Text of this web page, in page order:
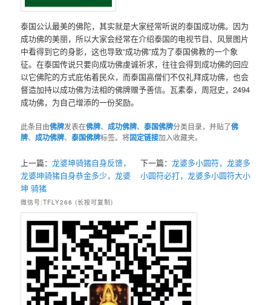
泰国公认最美的佛陀，其实就是大家经常听说的泰国成功佛。因为
成功佛的美丽，所以大家会经常在介绍泰国的电视节目、风景图片
中看得到它的身影，这也导致“成功佛”成为了泰国佛教的一个象
征。在泰国传说只要向成功佛虔诚祈求，往往会得到成功佛的回应
以它佛陀的方式庇佑着民众，而泰国高僧们不仅礼拜成功佛，也会
督造加持以成功佛为法相的佛牌赠予善信。瓦素泰，周冠史，2494
成功佛，为自己增添的一份奖励。
此条目由佛牌发表在佛牌、成功佛牌、泰国佛牌分类目录，并贴了佛
牌、成功佛牌、泰国佛牌标签。将固定链接加入收藏夹。
上一篇：龙婆坤骑猪自身反馈，
龙婆坤骑猪自身恭金多少，龙婆
坤 骑猪
下一篇： 龙婆多小圆符，龙婆多
小圆符必打，龙婆多小圆符大小
微信号:TFLY266 (长按可复制)